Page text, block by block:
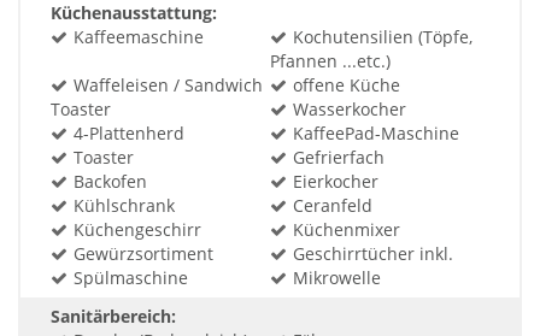
Küchenausstattung:
Kaffeemaschine
Kochutensilien (Töpfe,
Pfannen ...etc.)
Waffeleisen / Sandwich
Toaster
offene Küche
Wasserkocher
4-Plattenherd
KaffeePad-Maschine
Toaster
Gefrierfach
Backofen
Eierkocher
Kühlschrank
Ceranfeld
Küchengeschirr
Küchenmixer
Gewürzsortiment
Geschirrtücher inkl.
Spülmaschine
Mikrowelle
Sanitärbereich: